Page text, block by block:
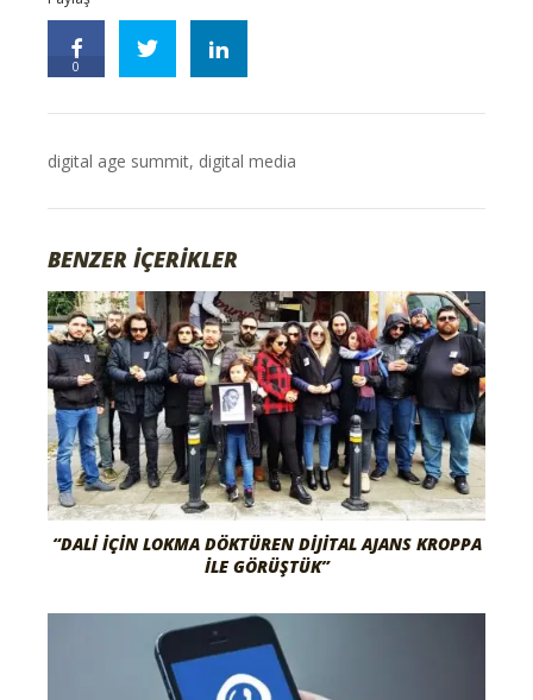
0
digital age summit, digital media
BENZER İÇERİKLER
“DALI İÇIN LOKMA DÖKTÜREN DIJITAL AJANS KROPPA
İLE GÖRÜŞTÜK”